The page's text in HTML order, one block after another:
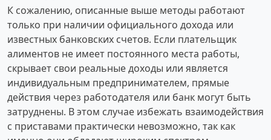
К сожалению, описанные выше методы работают
только при наличии официального дохода или
известных банковских счетов. Если плательщик
алиментов не имеет постоянного места работы,
скрывает свои реальные доходы или является
индивидуальным предпринимателем, прямые
действия через работодателя или банк могут быть
затруднены. В этом случае избежать взаимодействия
с приставами практически невозможно, так как